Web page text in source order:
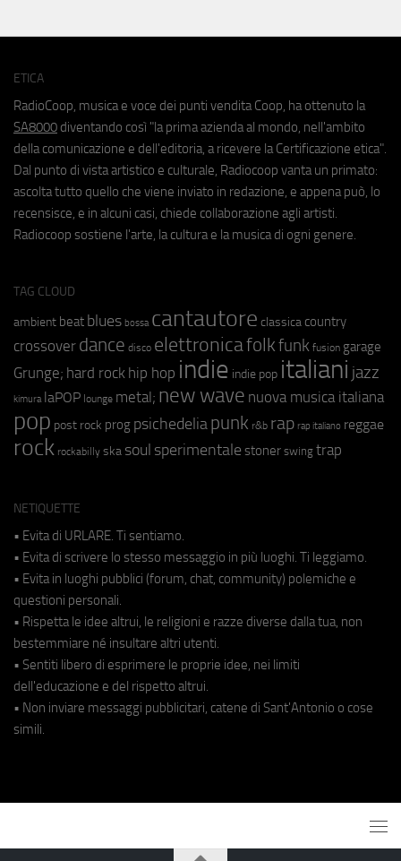
ETICA
RadioCoop, musica e voce dei punti vendita Coop, ha ottenuto la
SA8000 diventando così "la prima azienda al mondo, nell'ambito
della comunicazione e dell'editoria, a ricevere la Certificazione etica".
Dal punto di vista artistico e culturale, Radiocoop vanta un primato:
ascolta tutto quello che viene inviato in redazione, e appena può, lo
recensisce, e in alcuni casi, chiede collaborazione agli artisti.
Radiocoop sostiene l'arte, la cultura e la musica di ogni genere.
TAG CLOUD
ambient beat blues bossa cantautore classica country
crossover dance disco elettronicafolkfunk fusion garage
Grunge; hard rock hip hop indie indie pop italiani jazz
kimura laPOP lounge metal; new wave nuova musica italiana
pop post rock prog psichedeliapunk r&b rap rap italiano reggae
rock rockabilly ska soul sperimentale stoner swing trap
NETIQUETTE
• Evita di URLARE. Ti sentiamo.
• Evita di scrivere lo stesso messaggio in più luoghi. Ti leggiamo.
• Evita in luoghi pubblici (forum, chat, community) polemiche e
questioni personali.
• Rispetta le idee altrui, le religioni e razze diverse dalla tua, non
bestemmiare né insultare altri utenti.
• Sentiti libero di esprimere le proprie idee, nei limiti
dell'educazione e del rispetto altrui.
• Non inviare messaggi pubblicitari, catene di Sant'Antonio o cose
simili.